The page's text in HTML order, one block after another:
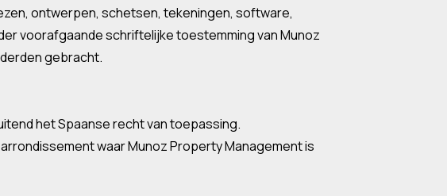
ontwerpen, schetsen, tekeningen, software,
voorafgaande schriftelijke toestemming van Munoz
gebracht.
het Spaanse recht van toepassing.
waar Munoz Property Management is